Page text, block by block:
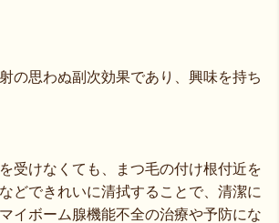
の思わぬ副次効果であり、興味を持ち
受けなくても、まつ毛の付け根付近を
どできれいに清拭することで、清潔に
イボーム腺機能不全の治療や予防にな